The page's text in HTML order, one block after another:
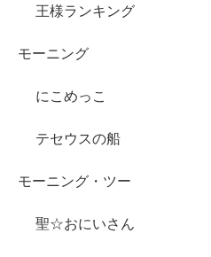
王様ランキング
モーニング
にこめっこ
テセウスの船
モーニング・ツー
聖☆おにいさん